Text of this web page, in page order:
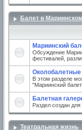
Балет в
Мариинский
Обсуждение
фестивалей,
Околобалетные
В этом разделе
"Мариинский
Балетная
Раздел создан
Театральная жизнь